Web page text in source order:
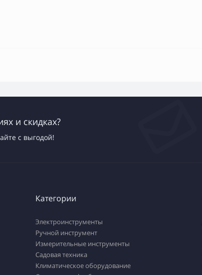
и скидках?
с выгодой!
Категории
Электроинструменты
Ручной инструмент
Измерительные инструменты
Садовая техника
Климатическое оборудование